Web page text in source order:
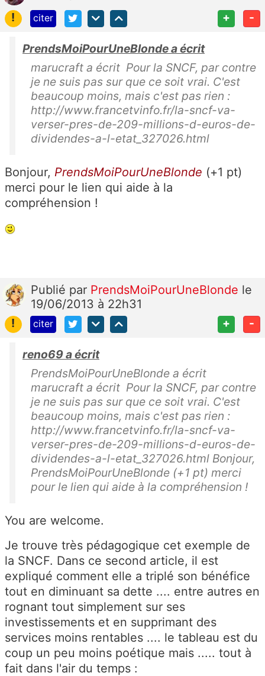
!
citer + -
PrendsMoiPourUneBlonde a écrit
marucraft a écrit Pour la SNCF, par contre
je ne suis pas sur que ce soit vrai. C'est
beaucoup moins, mais c'est pas rien :
http://www.francetvinfo.fr/la-sncf-va-
verser-pres-de-209-millions-d-euros-de-
dividendes-a-l-etat_327026.html
Bonjour, PrendsMoiPourUneBlonde (+1 pt)
merci pour le lien qui aide à la
compréhension !
Publié par PrendsMoiPourUneBlonde le
19/06/2013 à 22h31
!
citer + -
reno69 a écrit
PrendsMoiPourUneBlonde a écrit
marucraft a écrit Pour la SNCF, par contre
je ne suis pas sur que ce soit vrai. C'est
beaucoup moins, mais c'est pas rien :
http://www.francetvinfo.fr/la-sncf-va-
verser-pres-de-209-millions-d-euros-de-
dividendes-a-l-etat_327026.html Bonjour,
PrendsMoiPourUneBlonde (+1 pt) merci
pour le lien qui aide à la compréhension !
You are welcome.
Je trouve très pédagogique cet exemple de
la SNCF. Dans ce second article, il est
expliqué comment elle a triplé son bénéfice
tout en diminuant sa dette .... entre autres en
rognant tout simplement sur ses
investissements et en supprimant des
services moins rentables .... le tableau est du
coup un peu moins poétique mais ..... tout à
fait dans l'air du temps :